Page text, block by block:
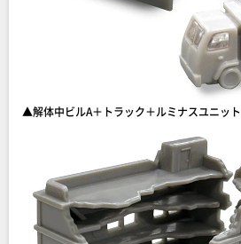
▲解体中ビルA＋トラック＋ルミナスユニット